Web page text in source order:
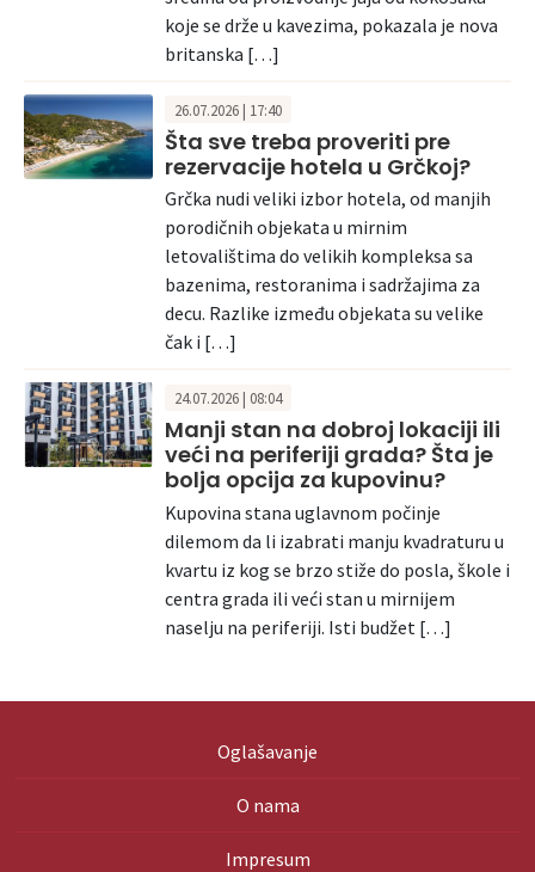
koje se drže u kavezima, pokazala je nova
britanska […]
26.07.2026 | 17:40
Šta sve treba proveriti pre
rezervacije hotela u Grčkoj?
Grčka nudi veliki izbor hotela, od manjih
porodičnih objekata u mirnim
letovalištima do velikih kompleksa sa
bazenima, restoranima i sadržajima za
decu. Razlike između objekata su velike
čak i […]
24.07.2026 | 08:04
Manji stan na dobroj lokaciji ili
veći na periferiji grada? Šta je
bolja opcija za kupovinu?
Kupovina stana uglavnom počinje
dilemom da li izabrati manju kvadraturu u
kvartu iz kog se brzo stiže do posla, škole i
centra grada ili veći stan u mirnijem
naselju na periferiji. Isti budžet […]
Oglašavanje
O nama
Impresum